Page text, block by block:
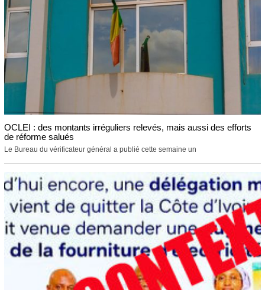
OCLEI : des montants irréguliers relevés, mais aussi des efforts
de réforme salués
Le Bureau du vérificateur général a publié cette semaine un